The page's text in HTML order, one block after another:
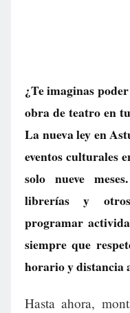
¿Te imaginas
obra de teatro en
La nueva ley en
eventos culturales
solo nueve
librerías y otros
programar
siempre que
horario y distancia
Hasta ahora,